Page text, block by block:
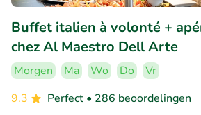
Buffet italien à volonté +
chez Al Maestro Dell Arte
Morgen Ma Wo Do
Vr
9.3
Perfect • 286 beoordelingen